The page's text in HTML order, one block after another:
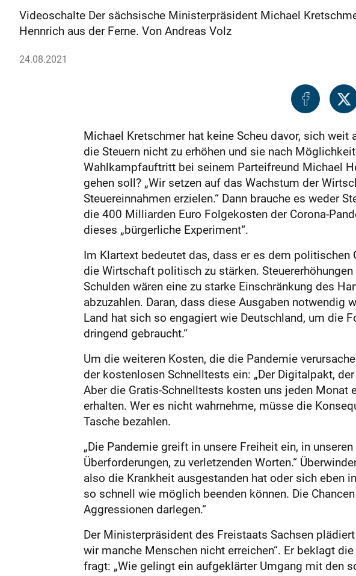
Videoschalte Der sächsische Ministerpräsident Michael
Hennrich aus der Ferne. Von Andreas Volz
24.08.2021
Michael Kretschmer hat keine Scheu davor, sich weit
die Steuern nicht zu erhöhen und sie nach
Wahlkampfauftritt bei seinem Parteifreund Michael
gehen soll? „Wir setzen auf das Wachstum der
Steuereinnahmen erzielen.“ Dann brauche es weder
die 400 Milliarden Euro Folgekosten der Corona-
dieses „bürgerliche Experiment“.
Im Klartext bedeutet das, dass er es dem politischen
die Wirtschaft politisch zu stärken.
Schulden wären eine zu starke Einschränkung des
abzuzahlen. Daran, dass diese Ausgaben notwendig
Land hat sich so engagiert wie Deutschland, um die
dringend gebraucht.“
Um die weiteren Kosten, die die Pandemie
der kostenlosen Schnelltests ein: „Der Digitalpakt,
Aber die Gratis-Schnelltests kosten uns jeden
erhalten. Wer es nicht wahrnehme, müsse die
Tasche bezahlen.
„Die Pandemie greift in unsere Freiheit ein, in
Überforderungen, zu verletzenden Worten.“
also die Krankheit ausgestanden hat oder sich eben
so schnell wie möglich beenden können. Die
Aggressionen darlegen.“
Der Ministerpräsident des Freistaats Sachsen
wir manche Menschen nicht erreichen“. Er beklagt
fragt: „Wie gelingt ein aufgeklärter Umgang mit den